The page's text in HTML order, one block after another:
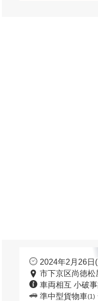
2024年2月26日
市下京区尚徳松
車両相互 小破
準中型貨物車(1)